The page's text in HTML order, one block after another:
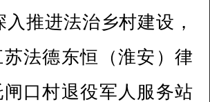
推进法治乡村建设，
法德东恒（淮安）律
口村退役军人服务站